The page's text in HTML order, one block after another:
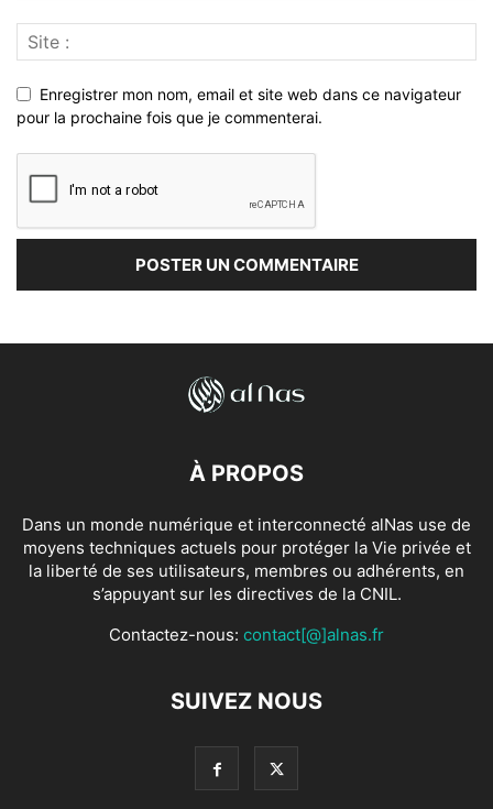
Enregistrer mon nom, email et site web dans ce navigateur
pour la prochaine fois que je commenterai.
À PROPOS
Dans un monde numérique et interconnecté alNas use de
moyens techniques actuels pour protéger la Vie privée et
la liberté de ses utilisateurs, membres ou adhérents, en
s’appuyant sur les directives de la CNIL.
Contactez-nous: contact[@]alnas.fr
SUIVEZ NOUS